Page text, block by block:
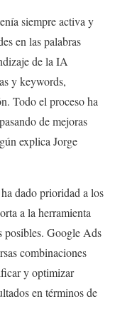
siempre activa y
en las palabras
de la IA
y keywords,
Todo el proceso ha
de mejoras
explica Jorge
dado prioridad a los
a la herramienta
posibles. Google Ads
combinaciones
y optimizar
en términos de